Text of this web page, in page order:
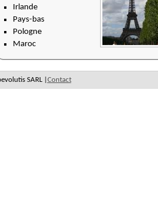
Irlande
Pays-bas
Pologne
Maroc
SARL | Contact